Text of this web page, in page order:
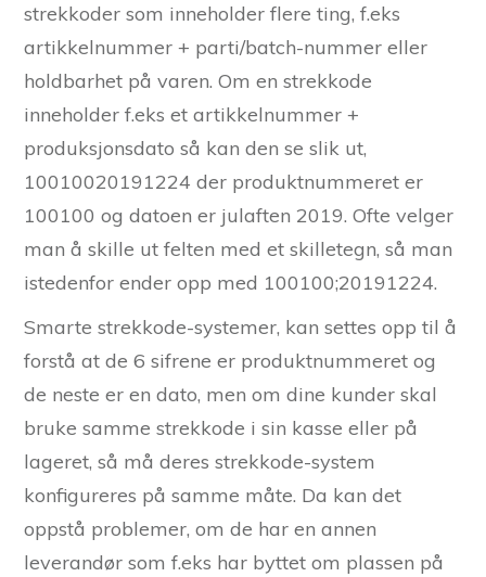
strekkoder som inneholder flere ting, f.eks
artikkelnummer + parti/batch-nummer eller
holdbarhet på varen. Om en strekkode
inneholder f.eks et artikkelnummer +
produksjonsdato så kan den se slik ut,
10010020191224 der produktnummeret er
100100 og datoen er julaften 2019. Ofte velger
man å skille ut felten med et skilletegn, så man
istedenfor ender opp med 100100;20191224.
Smarte strekkode-systemer, kan settes opp til å
forstå at de 6 sifrene er produktnummeret og
de neste er en dato, men om dine kunder skal
bruke samme strekkode i sin kasse eller på
lageret, så må deres strekkode-system
konfigureres på samme måte. Da kan det
oppstå problemer, om de har en annen
leverandør som f.eks har byttet om plassen på